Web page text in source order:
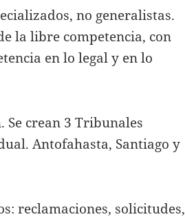
no generalistas.
la libre competencia, con
en lo legal y en lo
Se crean 3 Tribunales
Antofahasta, Santiago y
reclamaciones, solicitudes,